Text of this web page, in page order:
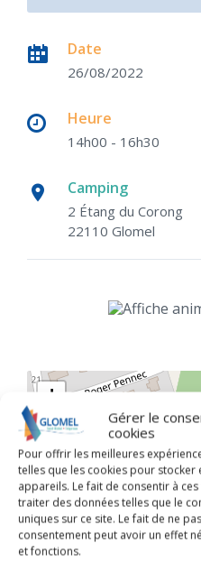
Gérer le
cookies
Pour offrir les meilleures
telles que les cookies pour
appareils. Le fait de consentir à
traiter des données telles que le
uniques sur ce site. Le fait de ne
consentement peut avoir un effet
et fonctions.
Date
26/08/2022
Heure
14h00 - 16h30
Camping
2 Étang du Corong
22110 Glomel
+
−